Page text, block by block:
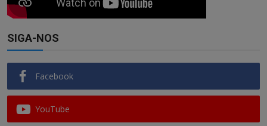
SIGA-NOS
Facebook
YouTube